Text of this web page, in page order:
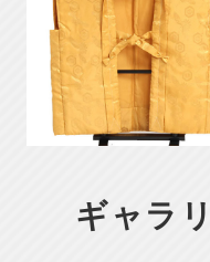
ギャラ